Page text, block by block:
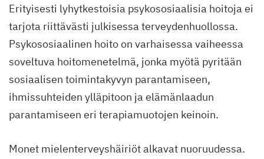
Erityisesti lyhytkestoisia psykososiaalisia hoitoja ei
tarjota riittävästi julkisessa terveydenhuollossa.
Psykososiaalinen hoito on varhaisessa vaiheessa
soveltuva hoitomenetelmä, jonka myötä pyritään
sosiaalisen toimintakyvyn parantamiseen,
ihmissuhteiden ylläpitoon ja elämänlaadun
parantamiseen eri terapiamuotojen keinoin.
Monet mielenterveyshäiriöt alkavat nuoruudessa.